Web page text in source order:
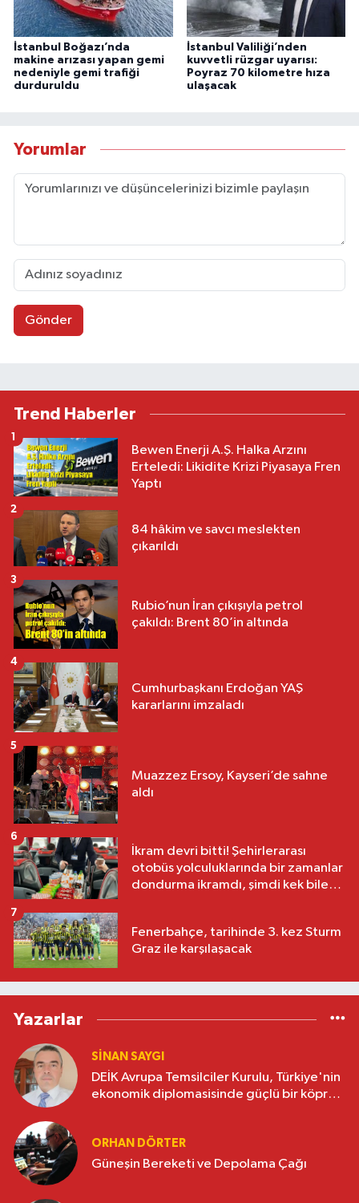
İstanbul Boğazı’nda
makine arızası yapan gemi
nedeniyle gemi trafiği
durduruldu
İstanbul Valiliği’nden
kuvvetli rüzgar uyarısı:
Poyraz 70 kilometre hıza
ulaşacak
Yorumlar
Gönder
Trend Haberler
Bewen Enerji A.Ş. Halka Arzını
Erteledi: Likidite Krizi Piyasaya Fren
Yaptı
84 hâkim ve savcı meslekten
çıkarıldı
2
Rubio’nun İran çıkışıyla petrol
çakıldı: Brent 80’in altında
3
Cumhurbaşkanı Erdoğan YAŞ
kararlarını imzaladı
4
Muazzez Ersoy, Kayseri’de sahne
aldı
5
İkram devri bitti! Şehirlerarası
otobüs yolculuklarında bir zamanlar
dondurma ikramdı, şimdi kek bile
6
Fenerbahçe, tarihinde 3. kez Sturm
Graz ile karşılaşacak
7
Yazarlar
SINAN SAYGI
DEİK Avrupa Temsilciler Kurulu, Türkiye'nin
ekonomik diplomasisinde güçlü bir köprü
ORHAN DÖRTER
Güneşin Bereketi ve Depolama Çağı